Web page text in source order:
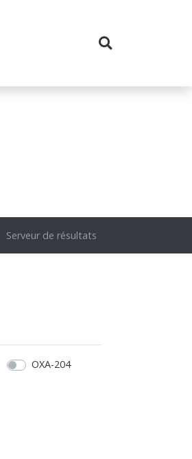
Serveur de résultats
OXA-204